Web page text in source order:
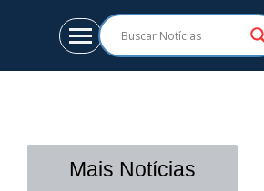
Mais Notícias​